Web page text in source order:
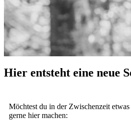
Hier entsteht eine neue
Möchtest du in der Zwischenzeit
gerne hier machen: